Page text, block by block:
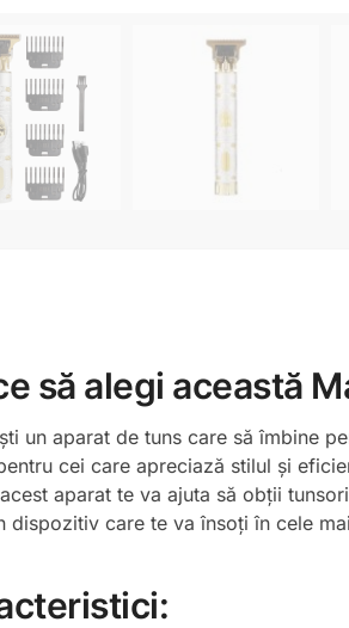
să alegi această
un aparat de tuns care să îmbine
cei care apreciază stilul și
aparat te va ajuta să obții
dispozitiv care te va însoți în cele